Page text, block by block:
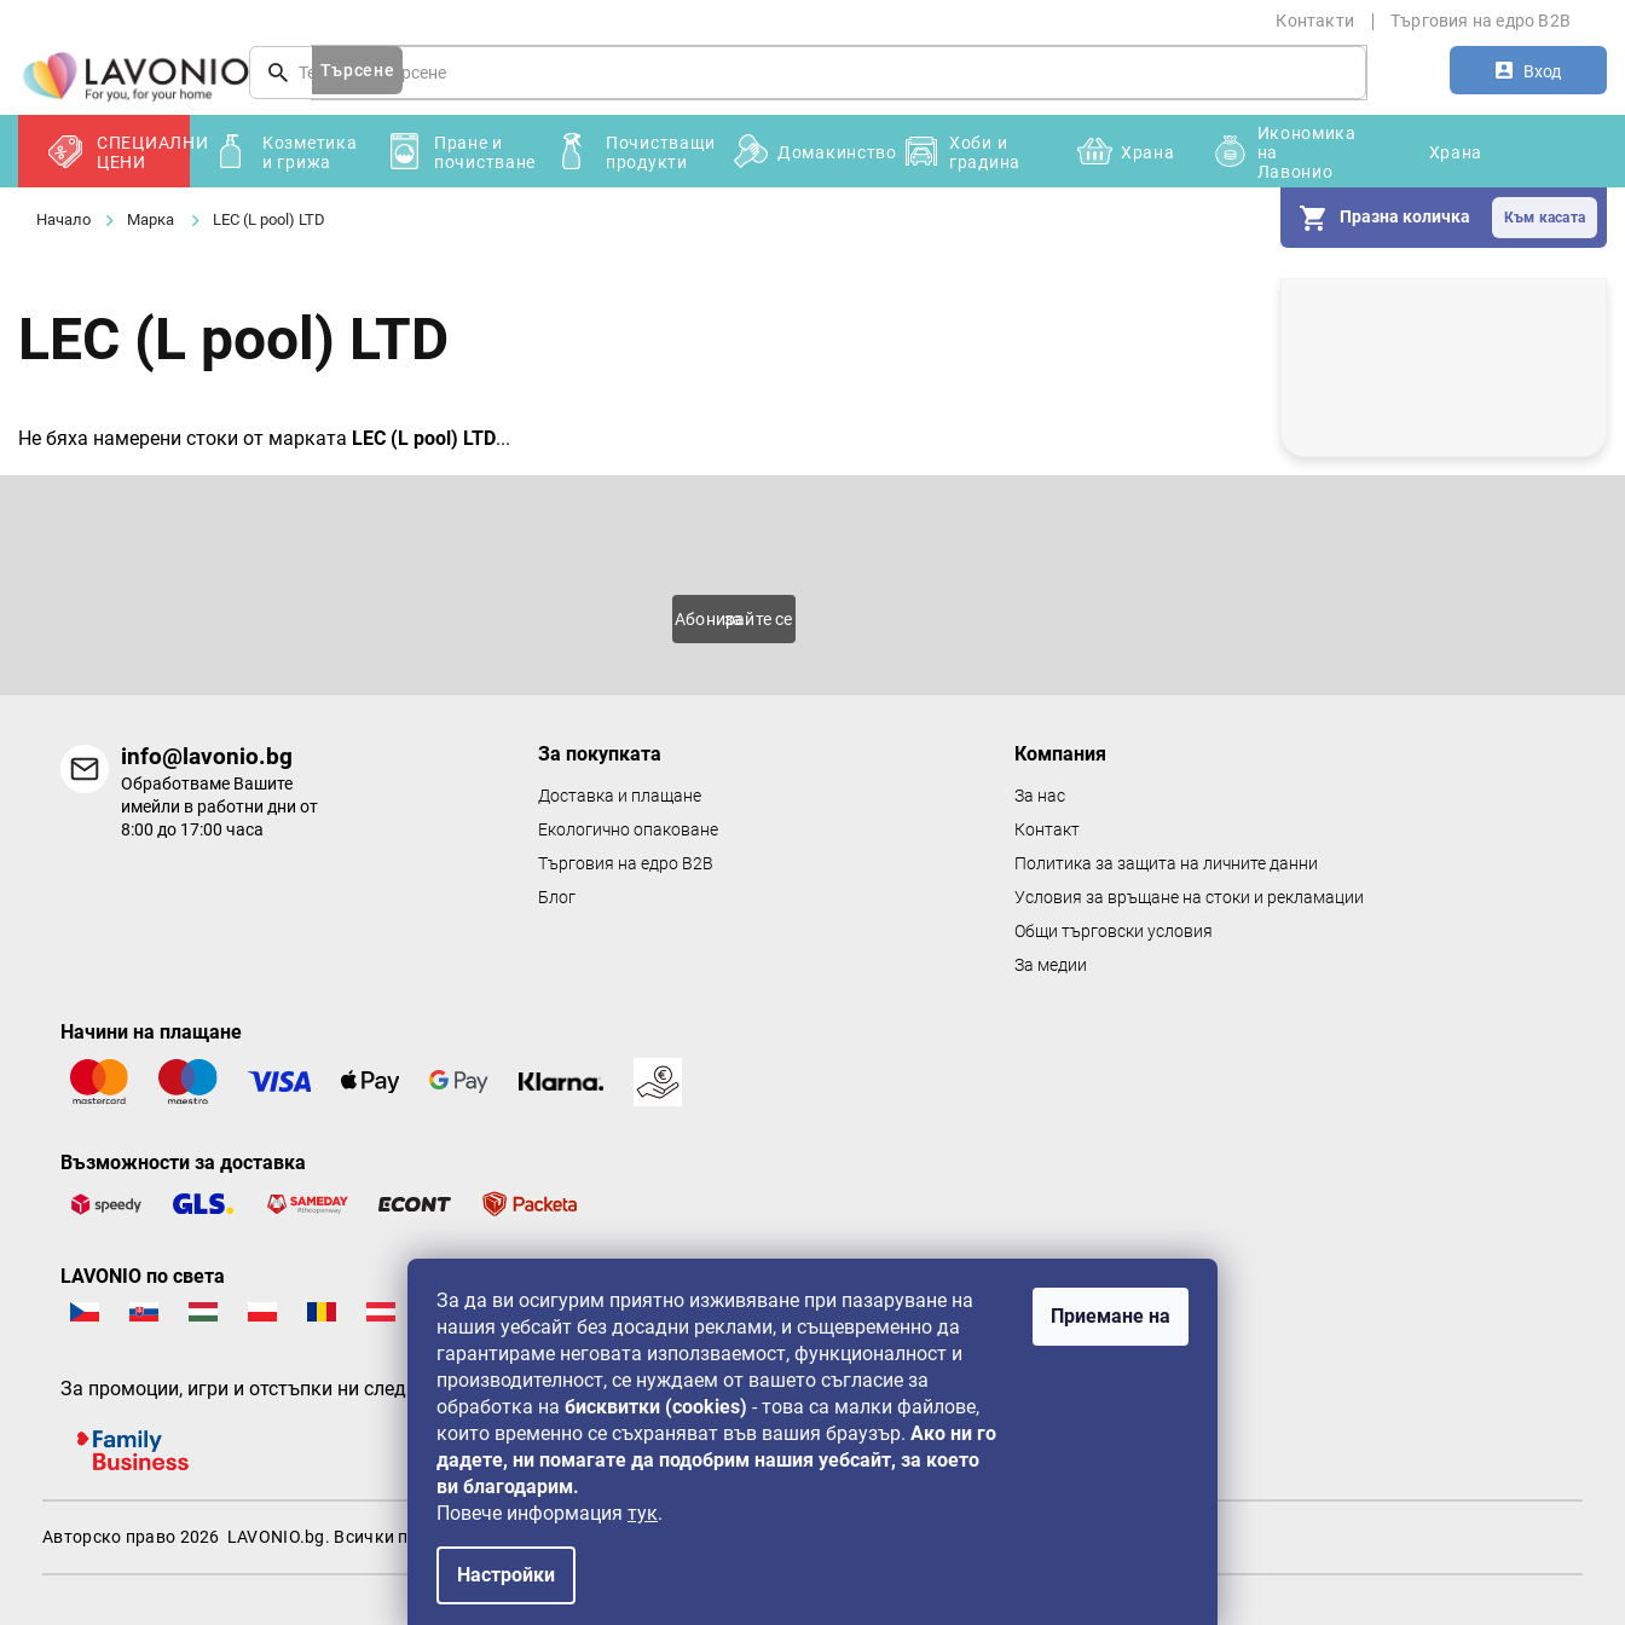
За да ви осигурим приятно изживяване при пазаруване на
нашия уебсайт без досадни реклами, и същевременно да
гарантираме неговата използваемост, функционалност и
производителност, се нуждаем от вашето съгласие за
обработка на бисквитки (cookies) - това са малки файлове,
които временно се съхраняват във вашия браузър. Ако ни го
дадете, ни помагате да подобрим нашия уебсайт, за което
ви благодарим.
Повече информация тук.
Настройки
Приемане на
съдържанието
Контакти Търговия на едро B2B
Вход
Търсене
Празна количка
СПЕЦИАЛНИ
ЦЕНИ
Козметика
и грижа
Пране и
почистване
Почистващи
продукти
Домакинство
Хоби и
градина
Храна
Икономика
на
Лавонио
Храна
Марка LEC (L pool) LTD
и
LEC (L pool) LTD
Не бяха намерени стоки от марката LEC (L pool) LTD...
Абонирайте се за
info@lavonio.bg
Обработваме Вашите
имейли в работни дни от
8:00 до 17:00 часа
За покупката
Доставка и плащане
Екологично опаковане
Търговия на едро B2B
Блог
Компания
За нас
Контакт
Политика за защита на личните данни
Условия за връщане на стоки и рекламации
Общи търговски условия
За медии
Начини на плащане
Възможности за доставка
LAVONIO по света
За промоции, игри и отстъпки ни следвайте на:
Авторско право 2026 LAVONIO.bg. Всички права запазени.